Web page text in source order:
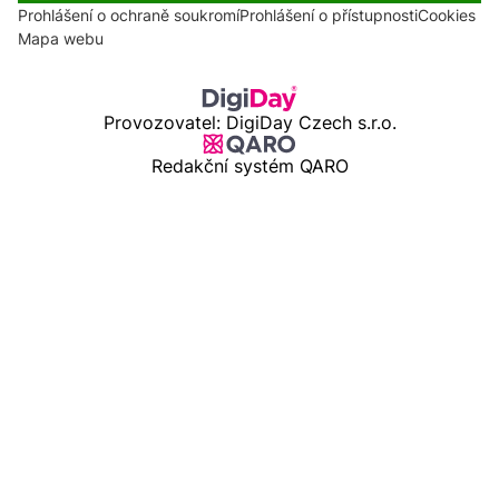
Prohlášení o ochraně soukromíProhlášení o přístupnostiCookies
Mapa webu
Provozovatel: DigiDay Czech s.r.o.
Redakční systém QARO